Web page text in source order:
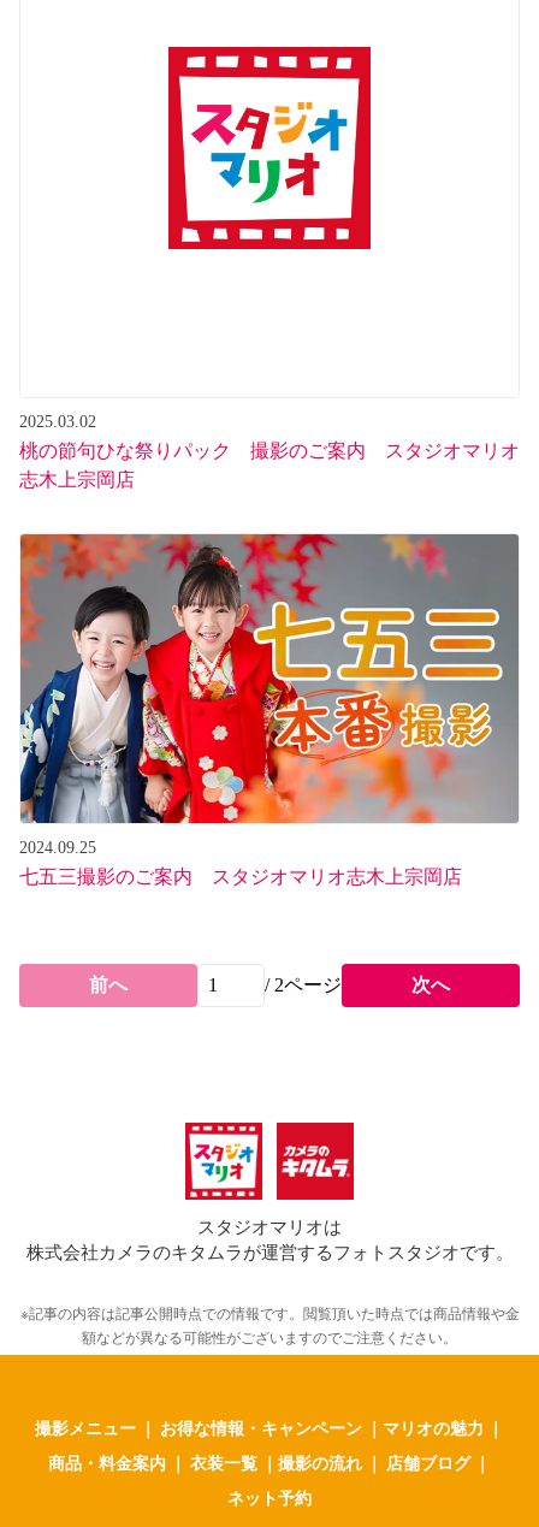
2025.03.02
桃の節句ひな祭りパック 撮影のご案内 スタジオマリオ
志木上宗岡店
2024.09.25
七五三撮影のご案内 スタジオマリオ志木上宗岡店
前へ / 2ページ 次へ
スタジオマリオは
株式会社カメラのキタムラが運営するフォトスタジオです。
※記事の内容は記事公開時点での情報です。閲覧頂いた時点では商品情報や金
額などが異なる可能性がございますのでご注意ください。
撮影メニュー ｜ お得な情報・キャンペーン ｜ マリオの魅力 ｜
商品・料金案内 ｜ 衣装一覧 ｜ 撮影の流れ ｜ 店舗ブログ ｜
ネット予約